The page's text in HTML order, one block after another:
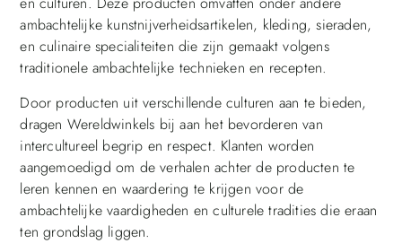
ambachtelijke kunstnijverheidsartikelen, kleding, sieraden,
en culinaire specialiteiten die zijn gemaakt volgens
traditionele ambachtelijke technieken en recepten.
Door producten uit verschillende culturen aan te bieden,
dragen Wereldwinkels bij aan het bevorderen van
intercultureel begrip en respect. Klanten worden
aangemoedigd om de verhalen achter de producten te
leren kennen en waardering te krijgen voor de
ambachtelijke vaardigheden en culturele tradities die eraan
ten grondslag liggen.